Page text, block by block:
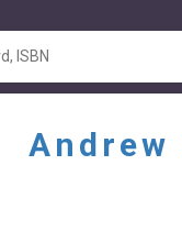
Andrew